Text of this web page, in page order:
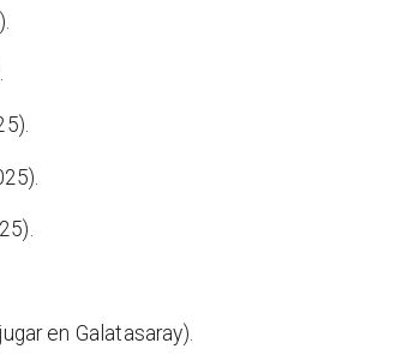
en Galatasaray).